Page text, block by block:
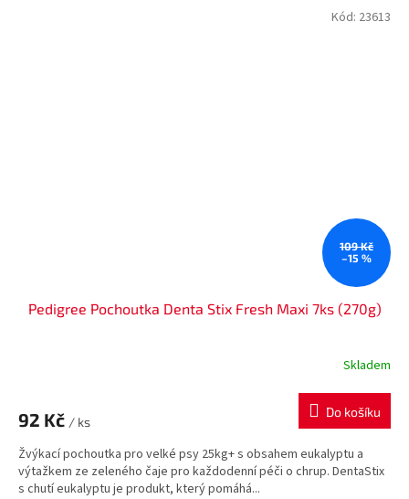
109 Kč
–15 %
Pedigree Pochoutka Denta Stix Fresh Maxi 7ks (270g)
Skladem
92 Kč / ks
Do košíku
Žvýkací pochoutka pro velké psy 25kg+ s obsahem eukalyptu a
výtažkem ze zeleného čaje pro každodenní péči o chrup. DentaStix
s chutí eukalyptu je produkt, který pomáhá...
Kód: 23613